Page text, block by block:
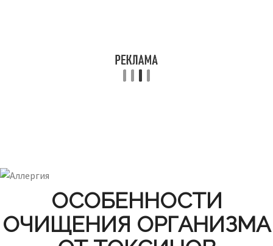
ОСОБЕННОСТИ
ОЧИЩЕНИЯ ОРГАНИЗМА